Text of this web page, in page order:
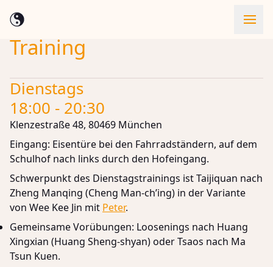
Skip to content
Training
Dienstags
18:00 - 20:30
Klenzestraße 48, 80469 München
Eingang: Eisentüre bei den Fahrradständern, auf dem
Schulhof nach links durch den Hofeingang.
Schwerpunkt des Dienstagstrainings ist Taijiquan nach
Zheng Manqing (Cheng Man-ch’ing) in der Variante
von Wee Kee Jin mit Peter.
Gemeinsame Vorübungen: Loosenings nach Huang
Xingxian (Huang Sheng-shyan) oder Tsaos nach Ma
Tsun Kuen.